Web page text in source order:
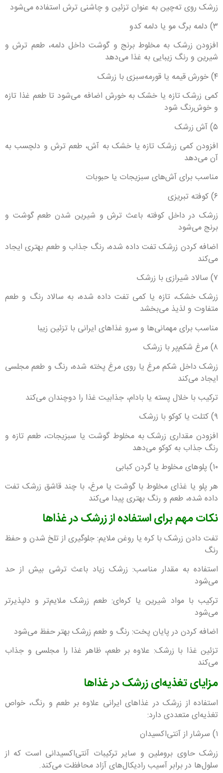
زرشک روی ته‌چین به عنوان تزئین و چاشنی ترش استفاده می‌شود
۳) دلمه برگ مو یا دلمه کدو
افزودن زرشک به مخلوط برنج و گوشت داخل دلمه، طعم ترش و
شیرین و رنگ زیبایی به غذا می‌دهد
۴) خورش قیمه یا قورمه‌سبزی با زرشک
کمی زرشک تازه یا خشک به خورش اضافه می‌شود تا طعم غذا تازه
و خوش‌رنگ شود
۵) آش زرشک
افزودن کمی زرشک تازه یا خشک به آش، طعم ترش و دلچسب به
آن می‌دهد
مناسب برای آش‌های سبزیجات یا حبوبات
۶) کوفته تبریزی
زرشک در داخل کوفته باعث ترش و شیرین شدن طعم گوشت و
برنج می‌شود
اضافه کردن زرشک تفت داده شده، رنگ جذاب و طعم بهتری ایجاد
می‌کند
۷) سالاد شیرازی با زرشک
زرشک خشک، تازه یا کمی تفت داده شده، به سالاد رنگ و طعم
متفاوت و لذیذ می‌بخشد
مناسب برای مهمانی‌ها و سرو غذاهای ایرانی با تزئین زیبا
۸) مرغ شکم‌پر با زرشک
زرشک داخل شکم مرغ یا روی مرغ پخته شده، رنگ و طعم مجلسی
ایجاد می‌کند
ترکیب با خلال پسته یا بادام، جذابیت غذا را دوچندان می‌کند
۹) کتلت یا کوکو با زرشک
افزودن مقداری زرشک به مخلوط گوشت یا سبزیجات، طعم تازه و
رنگ جذاب به کوکو می‌دهد
۱۰) پلوهای مخلوط یا گردن کبابی
هر پلو یا غذای مخلوط با گوشت یا مرغ، با چند قاشق زرشک تفت
داده شده، طعم و رنگ بهتری پیدا می‌کند
نکات مهم برای استفاده از زرشک در غذاها
تفت دادن زرشک با کره یا روغن ملایم: جلوگیری از تلخ شدن و حفظ
رنگ
استفاده به مقدار مناسب: زرشک زیاد باعث ترشی بیش از حد
می‌شود
ترکیب با مواد شیرین یا کره‌ای: طعم زرشک ملایم‌تر و دلپذیرتر
می‌شود
اضافه کردن در پایان پخت: رنگ و طعم زرشک بهتر حفظ می‌شود
تزئین غذا با زرشک: علاوه بر طعم، ظاهر غذا را مجلسی و جذاب
می‌کند
مزایای تغذیه‌ای زرشک در غذاها
استفاده از زرشک در غذاهای ایرانی علاوه بر طعم و رنگ، خواص
تغذیه‌ای متعددی دارد:
۱) سرشار از آنتی‌اکسیدان
زرشک حاوی بروملین و سایر ترکیبات آنتی‌اکسیدانی است که از
سلول‌ها در برابر آسیب رادیکال‌های آزاد محافظت می‌کند.